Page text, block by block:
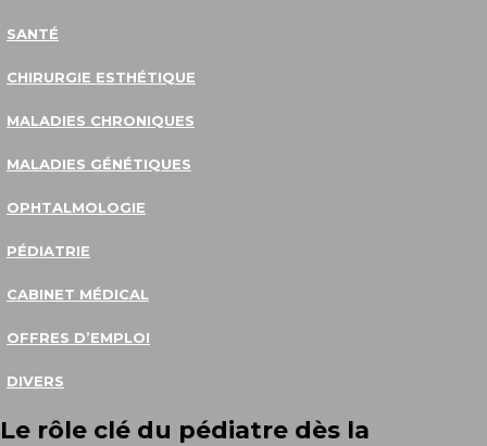
SANTÉ
CHIRURGIE ESTHÉTIQUE
MALADIES CHRONIQUES
MALADIES GÉNÉTIQUES
OPHTALMOLOGIE
PÉDIATRIE
CABINET MÉDICAL
OFFRES D’EMPLOI
DIVERS
Le rôle clé du pédiatre dès la